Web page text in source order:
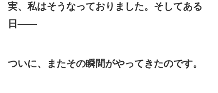
実、私はそうなっておりました。そしてある
日——
ついに、またその瞬間がやってきたのです。